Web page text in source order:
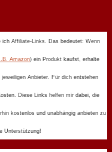
ich Affiliate-Links. Das bedeutet: Wenn
Amazon) ein Produkt kaufst, erhalte
Anbieter. Für dich entstehen
Diese Links helfen mir dabei, die
kostenlos und unabhängig anbieten zu
Unterstützung!